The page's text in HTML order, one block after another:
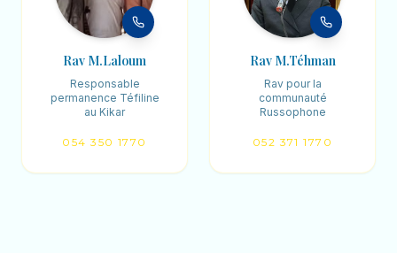
Rav M.Laloum
Responsable
permanence Téfiline
au Kikar
054 350 1770
Rav M.Téhman
Rav pour la
communauté
Russophone
052 371 1770